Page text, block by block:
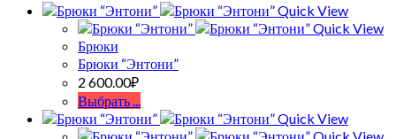
Quick View
Quick View
Брюки
Брюки “Энтони”
2 600.00₽
Выбрать ...
Quick View